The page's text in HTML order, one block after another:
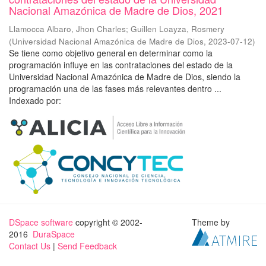
Nacional Amazónica de Madre de Dios, 2021
Llamocca Albaro, Jhon Charles; Guillen Loayza, Rosmery
(Universidad Nacional Amazónica de Madre de Dios, 2023-07-12)
Se tiene como objetivo general en determinar como la
programación influye en las contrataciones del estado de la
Universidad Nacional Amazónica de Madre de Dios, siendo la
programación una de las fases más relevantes dentro ...
Indexado por:
DSpace software copyright © 2002-
2016 DuraSpace
Contact Us | Send Feedback
Theme by